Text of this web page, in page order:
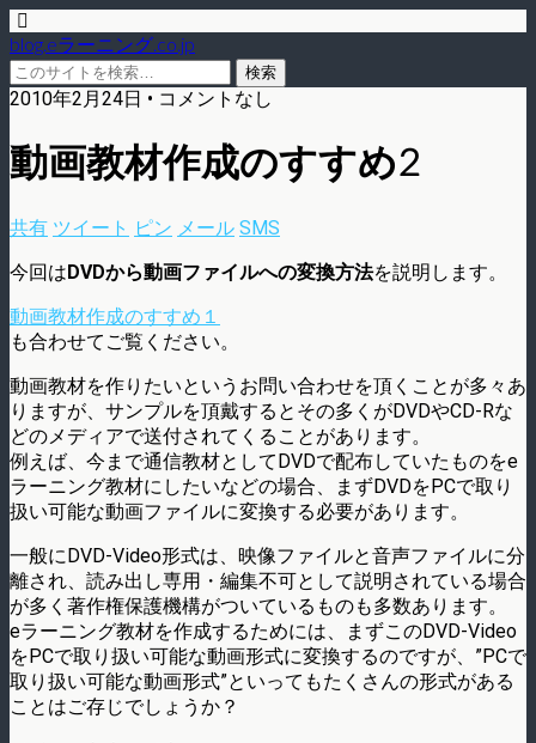
blog.eラーニング.co.jp
2010年2月24日 • コメントなし
動画教材作成のすすめ2
共有 ツイート ピン メール SMS
今回はDVDから動画ファイルへの変換方法を説明します。
動画教材作成のすすめ１
も合わせてご覧ください。
動画教材を作りたいというお問い合わせを頂くことが多々あ
りますが、サンプルを頂戴するとその多くがDVDやCD-Rな
どのメディアで送付されてくることがあります。
例えば、今まで通信教材としてDVDで配布していたものをe
ラーニング教材にしたいなどの場合、まずDVDをPCで取り
扱い可能な動画ファイルに変換する必要があります。
一般にDVD-Video形式は、映像ファイルと音声ファイルに分
離され、読み出し専用・編集不可として説明されている場合
が多く著作権保護機構がついているものも多数あります。
eラーニング教材を作成するためには、まずこのDVD-Video
をPCで取り扱い可能な動画形式に変換するのですが、”PCで
取り扱い可能な動画形式”といってもたくさんの形式がある
ことはご存じでしょうか？